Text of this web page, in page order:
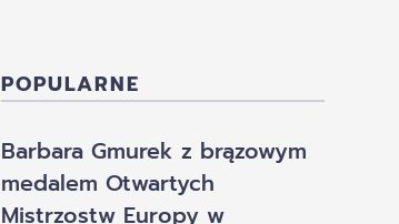
POPULARNE
Barbara Gmurek z brązowym
medalem Otwartych
Mistrzostw Europy w